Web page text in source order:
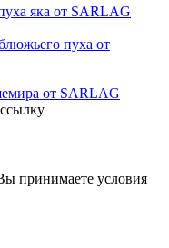
яка от SARLAG
пуха от
от SARLAG
принимаете условия